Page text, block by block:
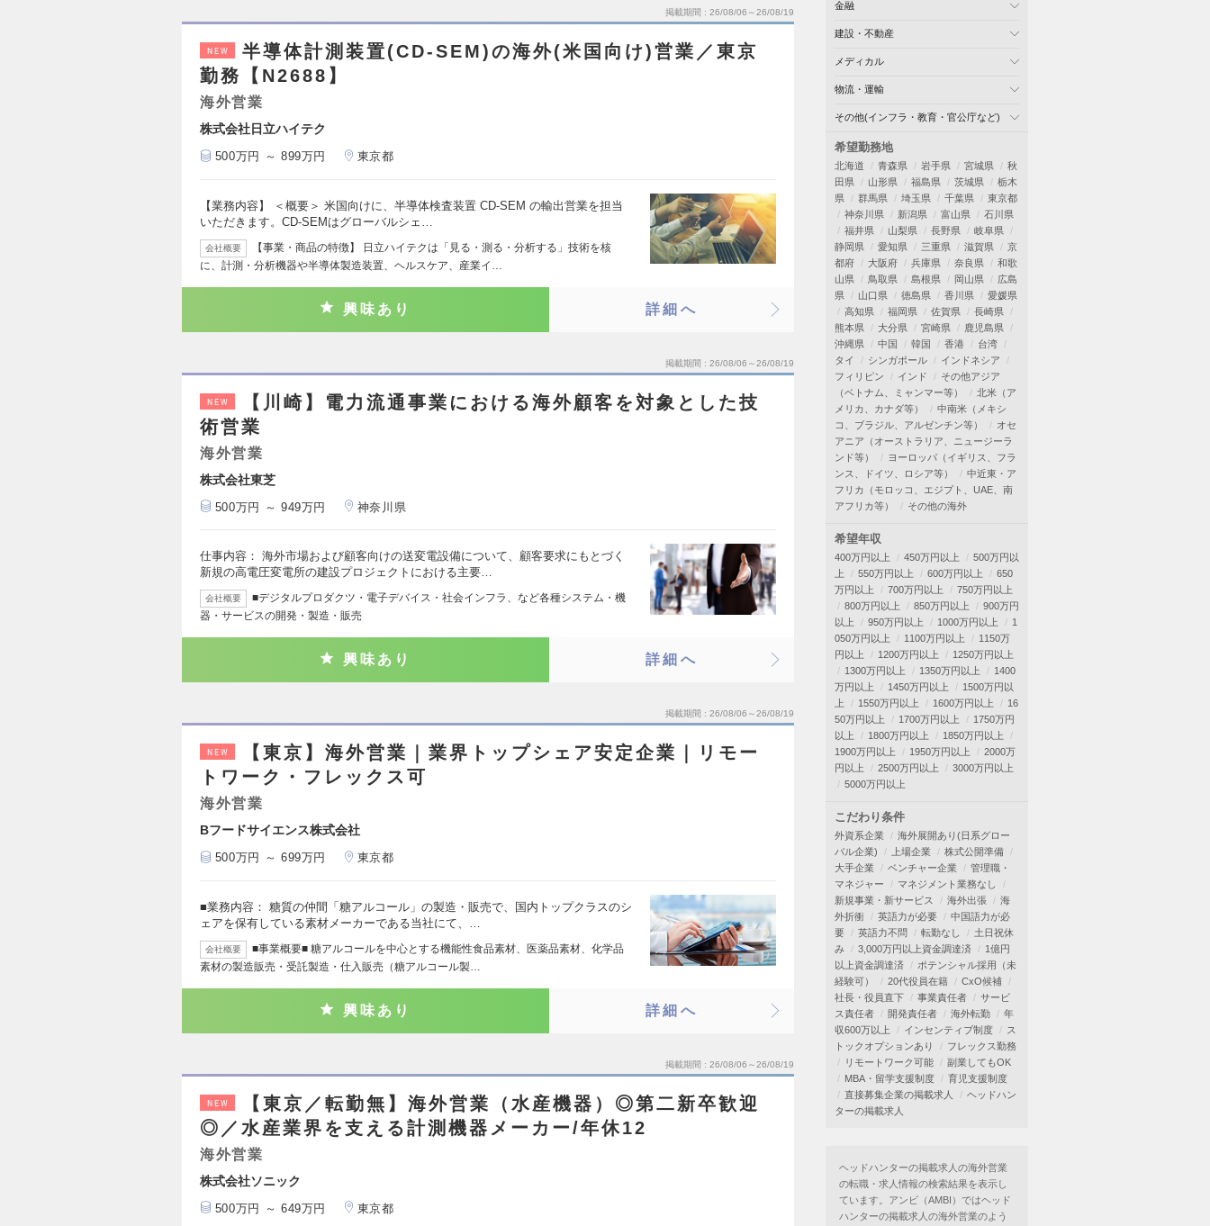
掲載期間 26/08/06～26/08/19
NEW
半導体計測装置(CD-SEM)の海外(米国向け)営業／東京
勤務【N2688】
海外営業
株式会社日立ハイテク
500万円 ～ 899万円 東京都
【業務内容】 ＜概要＞ 米国向けに、半導体検査装置 CD-SEM の輸出営業を担当
いただきます。CD-SEMはグローバルシェ…
会社概要
【事業・商品の特徴】 日立ハイテクは「見る・測る・分析する」技術を核
に、計測・分析機器や半導体製造装置、ヘルスケア、産業イ…
興味あり 詳細へ
掲載期間 26/08/06～26/08/19
NEW
【川崎】電力流通事業における海外顧客を対象とした技
術営業
海外営業
株式会社東芝
500万円 ～ 949万円 神奈川県
仕事内容： 海外市場および顧客向けの送変電設備について、顧客要求にもとづく
新規の高電圧変電所の建設プロジェクトにおける主要…
会社概要
■デジタルプロダクツ・電子デバイス・社会インフラ、など各種システム・機
器・サービスの開発・製造・販売
興味あり 詳細へ
掲載期間 26/08/06～26/08/19
NEW
【東京】海外営業｜業界トップシェア安定企業｜リモー
トワーク・フレックス可
海外営業
Bフードサイエンス株式会社
500万円 ～ 699万円 東京都
■業務内容： 糖質の仲間「糖アルコール」の製造・販売で、国内トップクラスのシ
ェアを保有している素材メーカーである当社にて、…
会社概要
■事業概要■ 糖アルコールを中心とする機能性食品素材、医薬品素材、化学品
素材の製造販売・受託製造・仕入販売（糖アルコール製…
興味あり 詳細へ
掲載期間 26/08/06～26/08/19
NEW
【東京／転勤無】海外営業（水産機器）◎第二新卒歓迎
◎／水産業界を支える計測機器メーカー/年休12
海外営業
株式会社ソニック
500万円 ～ 649万円 東京都
金融
建設・不動産
メディカル
物流・運輸
その他(インフラ・教育・官公庁など)
希望勤務地
北海道 青森県 岩手県 宮城県
秋
田県
山形県 福島県 茨城県
栃木
県
群馬県 埼玉県 千葉県
東京都
神奈川県
新潟県 富山県
石川県
福井県
山梨県 長野県
岐阜県
静岡県
愛知県 三重県 滋賀県
京
都府
大阪府 兵庫県 奈良県
和歌
山県
鳥取県 島根県 岡山県
広島
県
山口県 徳島県 香川県
愛媛県
高知県
福岡県 佐賀県
長崎県
熊本県
大分県 宮崎県
鹿児島県
沖縄県
中国 韓国 香港
台湾
タイ
シンガポール
インドネシア
フィリピン
インド
その他アジア
（ベトナム、ミャンマー等）
北米（ア
メリカ、カナダ等）
中南米（メキシ
コ、ブラジル、アルゼンチン等）
オセ
アニア（オーストラリア、ニュージーラ
ンド等）
ヨーロッパ（イギリス、フラ
ンス、ドイツ、ロシア等）
中近東・ア
フリカ（モロッコ、エジプト、UAE、南
アフリカ等）
その他の海外
希望年収
400万円以上 450万円以上
500万円以
上
550万円以上 600万円以上
650
万円以上
700万円以上
750万円以上
800万円以上
850万円以上
900万円
以上
950万円以上 1000万円以上
1
050万円以上
1100万円以上
1150万
円以上
1200万円以上
1250万円以上
1300万円以上
1350万円以上
1400
万円以上
1450万円以上
1500万円以
上
1550万円以上 1600万円以上
16
50万円以上
1700万円以上
1750万円
以上
1800万円以上
1850万円以上
1900万円以上
1950万円以上
2000万
円以上
2500万円以上
3000万円以上
5000万円以上
こだわり条件
外資系企業
海外展開あり(日系グロー
バル企業)
上場企業
株式公開準備
大手企業
ベンチャー企業
管理職・
マネジャー
マネジメント業務なし
新規事業・新サービス
海外出張
海
外折衝
英語力が必要
中国語力が必
要
英語力不問 転勤なし
土日祝休
み
3,000万円以上資金調達済
1億円
以上資金調達済
ポテンシャル採用（未
経験可）
20代役員在籍
CxO候補
社長・役員直下
事業責任者
サービ
ス責任者
開発責任者 海外転勤
年
収600万以上
インセンティブ制度
ス
トックオプションあり
フレックス勤務
リモートワーク可能
副業してもOK
MBA・留学支援制度
育児支援制度
直接募集企業の掲載求人
ヘッドハン
ターの掲載求人
ヘッドハンターの掲載求人の海外営業
の転職・求人情報の検索結果を表示し
ています。アンビ（AMBI）ではヘッド
ハンターの掲載求人の海外営業のよう